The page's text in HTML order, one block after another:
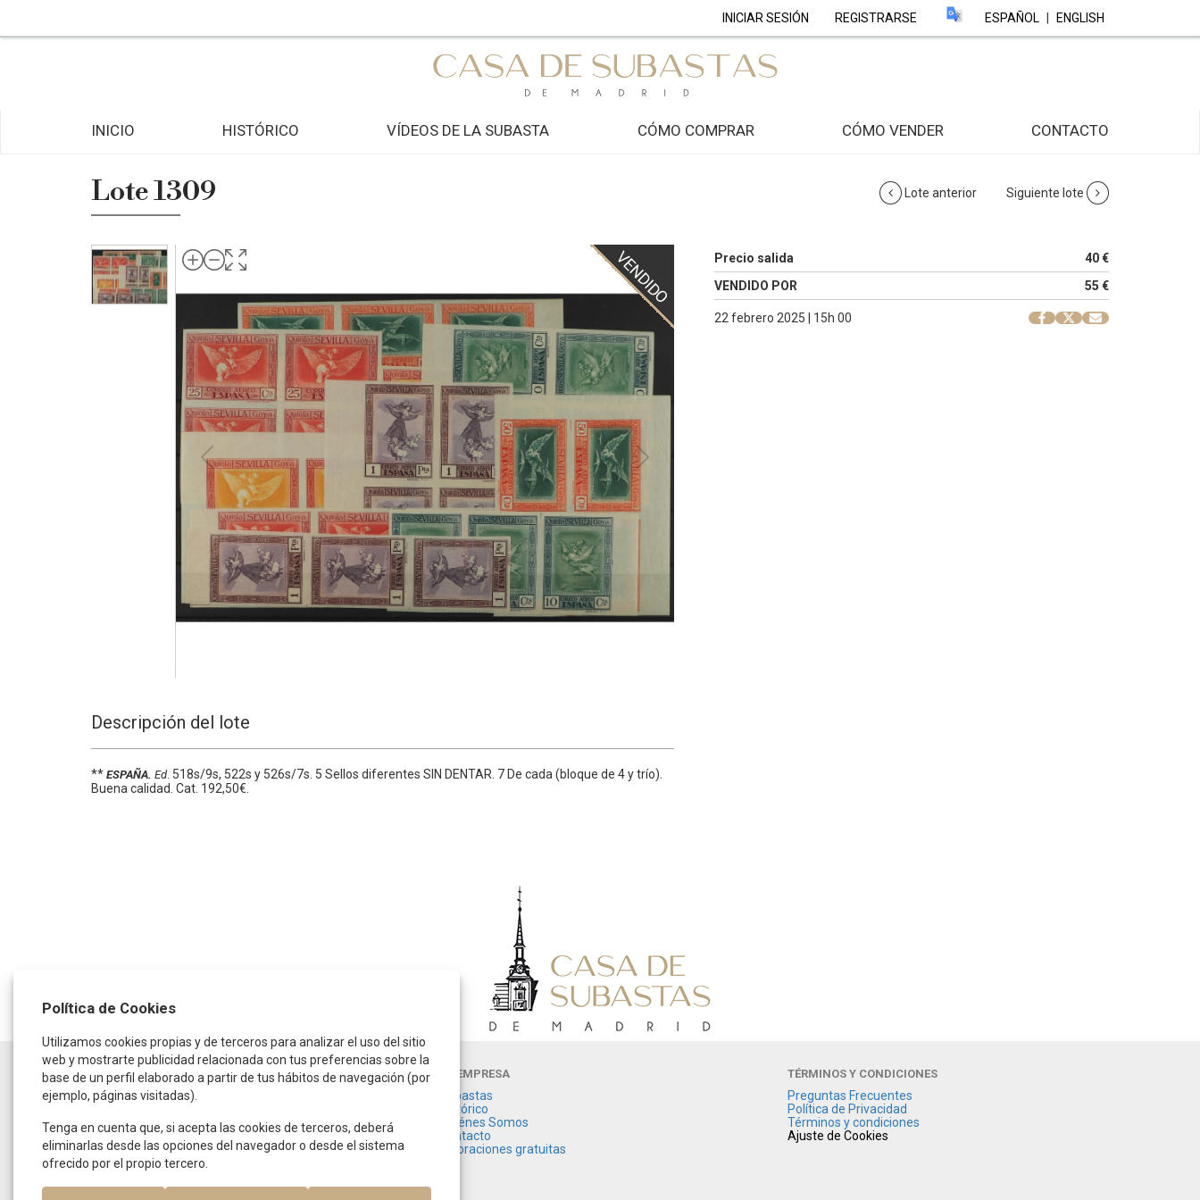
INICIAR SESIÓN REGISTRARSE ESPAÑOL ENGLISH
INICIO HISTÓRICO VÍDEOS DE LA SUBASTA CÓMO COMPRAR CÓMO VENDER CONTACTO
Lote 1309 Lote anterior Siguiente lote
VENDIDO Precio salida
40 €
VENDIDO POR
55 €
22 febrero 2025 | 15h 00
Descripción del lote
** ESPAÑA. Ed. 518s/9s, 522s y 526s/7s. 5 Sellos diferentes SIN DENTAR. 7 De cada (bloque de 4 y trío).
Buena calidad. Cat. 192,50€.
HORARIO
De lunes a jueves:
de 9:30 a 14:00 horas
Viernes:
De 9:00 a 15:00 horas
LA EMPRESA
Subastas
Histórico
Quiénes Somos
Contacto
Valoraciones gratuitas
TÉRMINOS Y CONDICIONES
Preguntas Frecuentes
Política de Privacidad
Términos y condiciones
Ajuste de Cookies
Política de Cookies
Utilizamos cookies propias y de terceros para analizar el uso del sitio
web y mostrarte publicidad relacionada con tus preferencias sobre la
base de un perfil elaborado a partir de tus hábitos de navegación (por
ejemplo, páginas visitadas).
Tenga en cuenta que, si acepta las cookies de terceros, deberá
eliminarlas desde las opciones del navegador o desde el sistema
ofrecido por el propio tercero.